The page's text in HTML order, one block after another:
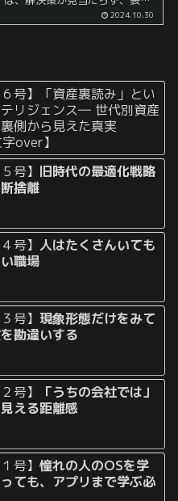
路に迷い込んでしまったように
感じるものがあります。 「これ
2024.10.30
６号】「資産裏読み」とい
リジェンス― 世代別資産
側から見えた真実
over】
号】 旧時代の最適化戦略
捨離
４号】人はたくさんいても
職場
３号】現象形態だけをみて
勘違いする
号】
「うちの会社では」
える距離感
１号】憧れの人のOSを学
ても、アプリまで学ぶ必